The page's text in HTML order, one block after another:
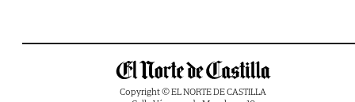
Copyright © EL NORTE DE CASTILLA